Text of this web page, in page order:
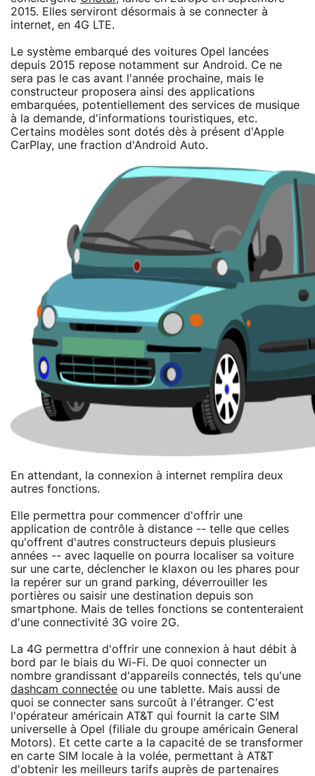
2015. Elles serviront désormais à se connecter à
internet, en 4G LTE.
Le système embarqué des voitures Opel lancées
depuis 2015 repose notamment sur Android. Ce ne
sera pas le cas avant l'année prochaine, mais le
constructeur proposera ainsi des applications
embarquées, potentiellement des services de musique
à la demande, d'informations touristiques, etc.
Certains modèles sont dotés dès à présent d'Apple
CarPlay, une fraction d'Android Auto.
En attendant, la connexion à internet remplira deux
autres fonctions.
Elle permettra pour commencer d'offrir une
application de contrôle à distance -- telle que celles
qu'offrent d'autres constructeurs depuis plusieurs
années -- avec laquelle on pourra localiser sa voiture
sur une carte, déclencher le klaxon ou les phares pour
la repérer sur un grand parking, déverrouiller les
portières ou saisir une destination depuis son
smartphone. Mais de telles fonctions se contenteraient
d'une connectivité 3G voire 2G.
La 4G permettra d'offrir une connexion à haut débit à
bord par le biais du Wi-Fi. De quoi connecter un
nombre grandissant d'appareils connectés, tels qu'une
dashcam connectée ou une tablette. Mais aussi de
quoi se connecter sans surcoût à l'étranger. C'est
l'opérateur américain AT&T qui fournit la carte SIM
universelle à Opel (filiale du groupe américain General
Motors). Et cette carte a la capacité de se transformer
en carte SIM locale à la volée, permettant à AT&T
d'obtenir les meilleurs tarifs auprès de partenaires